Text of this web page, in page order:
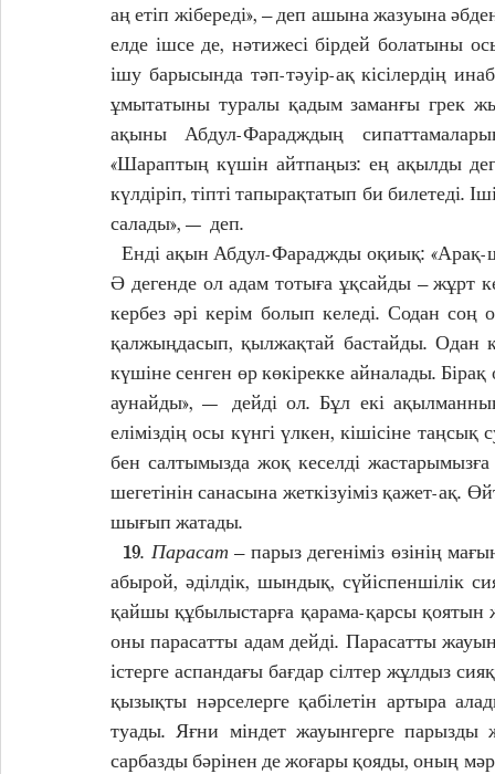
аң етіп жібереді», – деп ашына жазуына
елде ішсе де, нәтижесі бірдей болатыны
ішу барысында тәп-тəуір-ақ кісілердің
ұмытатыны туралы қадым заманғы грек
ақыны Абдул-Фарадждың
«Шараптың күшін айтпаңыз: ең ақылды
күлдіріп, тіпті тапырақтатып би билетеді.
салады», — деп.
Ә дегенде ол адам тотыға ұқсайды – жұрт
кербез әрі керім болып келеді. Содан
қалжыңдасып, қылжақтай бастайды. Одан
күшіне сенген өр көкірекке айналады.
аунайды», — дейді ол. Бұл екі
еліміздің осы күнгі үлкен, кішісіне таңсық
бен салтымызда жоқ кеселді
шегетінін санасына жеткізуіміз қажет-ақ.
шығып жатады.
  19.
Парасат – парыз дегеніміз өзінің
абырой, әділдік, шындық, сүйіспеншілік
қайшы құбылыстарға қарама-қарсы қоятын
оны парасатты адам дейді. Парасатты
істерге аспандағы бағдар сілтер жұлдыз
қызықты нәрселерге қабілетін артыра
туады. Яғни міндет жауынгерге парызды
сарбазды бәрінен де жоғары қояды, оның